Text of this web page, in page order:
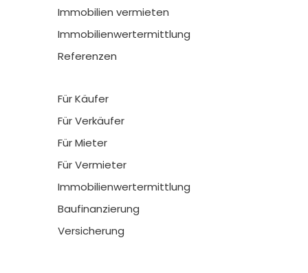
Immobilien vermieten
Immobilienwertermittlung
Referenzen
Für Käufer
Für Verkäufer
Für Mieter
Für Vermieter
Immobilienwertermittlung
Baufinanzierung
Versicherung